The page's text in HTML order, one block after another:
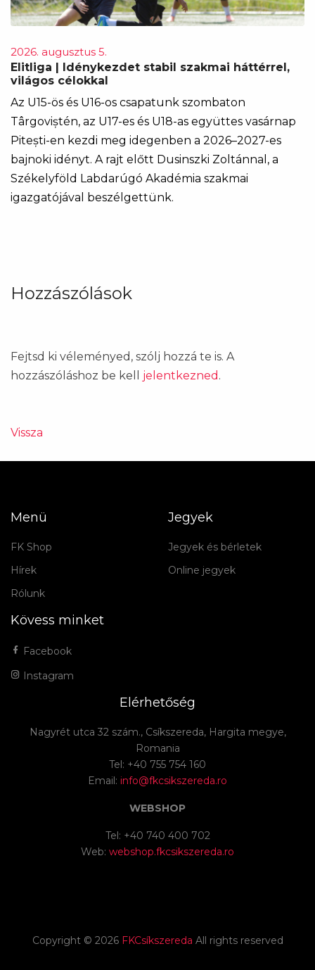
2026. augusztus 5.
Elitliga | Idénykezdet stabil szakmai háttérrel,
világos célokkal
Az U15-ös és U16-os csapatunk szombaton
Târgoviștén, az U17-es és U18-as együttes vasárnap
Pitești-en kezdi meg idegenben a 2026–2027-es
bajnoki idényt. A rajt előtt Dusinszki Zoltánnal, a
Székelyföld Labdarúgó Akadémia szakmai
igazgatójával beszélgettünk.
Hozzászólások
Fejtsd ki véleményed, szólj hozzá te is. A
hozzászóláshoz be kell jelentkezned .
Vissza
Menü
FK Shop
Hírek
Rólunk
Jegyek
Jegyek és bérletek
Online jegyek
Kövess minket
Facebook
Instagram
Elérhetőség
Nagyrét utca 32 szám., Csíkszereda, Hargita megye,
Romania
Tel: +40 755 754 160
Email: info@fkcsikszereda.ro
WEBSHOP
Tel: +40 740 400 702
Web: webshop.fkcsikszereda.ro
Copyright © 2026 FKCsíkszereda All rights reserved